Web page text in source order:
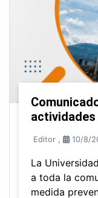
Editor , 10/8/
La
a toda la
medida